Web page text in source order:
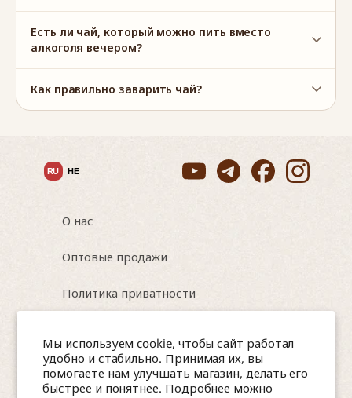
Мы используем cookie, чтобы сайт работал
удобно и стабильно. Принимая их, вы
помогаете нам улучшать магазин, делать его
быстрее и понятнее. Подробнее можно
Есть ли чай, который можно пить вместо
алкоголя вечером?
Как правильно заварить чай?
О нас
Оптовые продажи
Политика приватности
Israel, Nesher, HaTa'asiya 8
RU HE